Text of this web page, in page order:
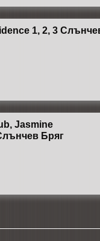
1, 2, 3
Jasmine
Бряг